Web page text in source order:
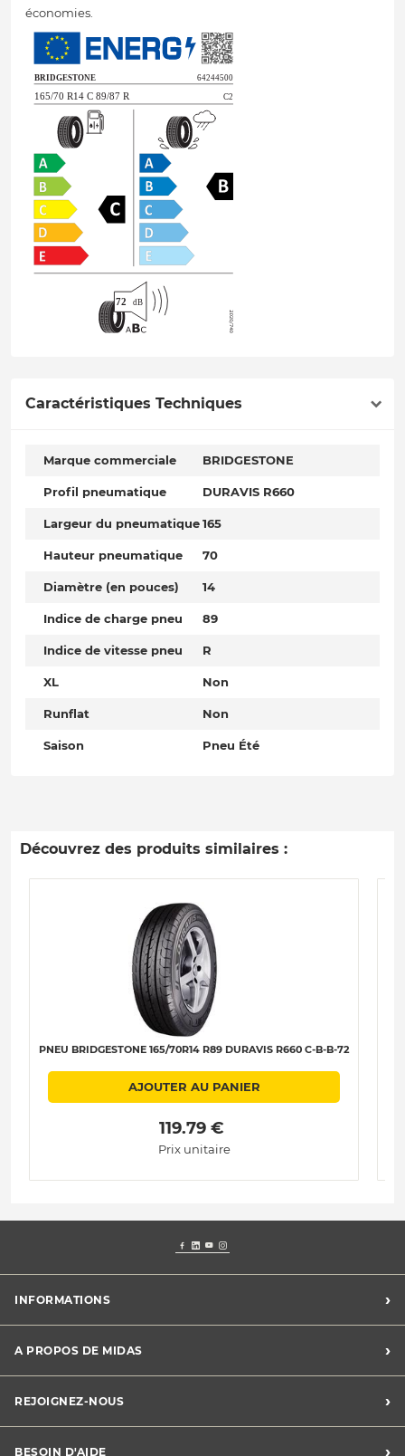
économies.
Caractéristiques Techniques
Marque commerciale BRIDGESTONE
Profil pneumatique DURAVIS R660
Largeur du pneumatique165
Hauteur pneumatique 70
Diamètre (en pouces) 14
Indice de charge pneu 89
Indice de vitesse pneu R
XL Non
Runflat Non
Saison Pneu Été
Découvrez des produits similaires :
PNEU BRIDGESTONE 165/70R14 R89 DURAVIS R660 C-B-B-72
AJOUTER AU PANIER
119.79 €
Prix unitaire
INFORMATIONS ›
Conditions générales de vente
Mentions légales
Charte vie privée
Déclaration de cookies
A PROPOS DE MIDAS ›
Le groupe Midas
Développement durable
REJOIGNEZ-NOUS ›
BESOIN D'AIDE ›